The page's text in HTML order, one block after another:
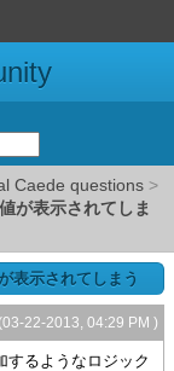
Caede questions >
が表示されてしま
表示されてしまう
(03-22-2013, 04:29 PM )
するようなロジック